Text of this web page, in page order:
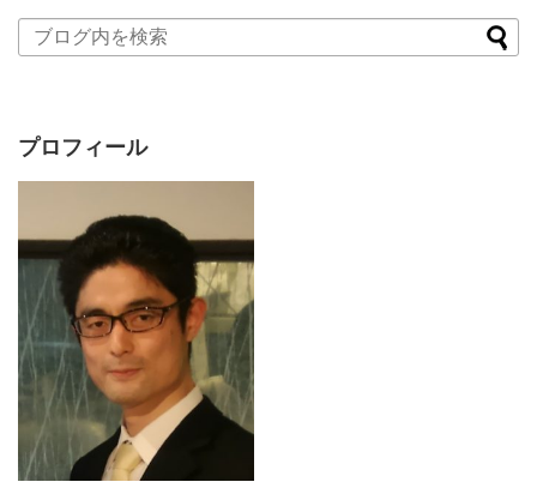
プロフィール